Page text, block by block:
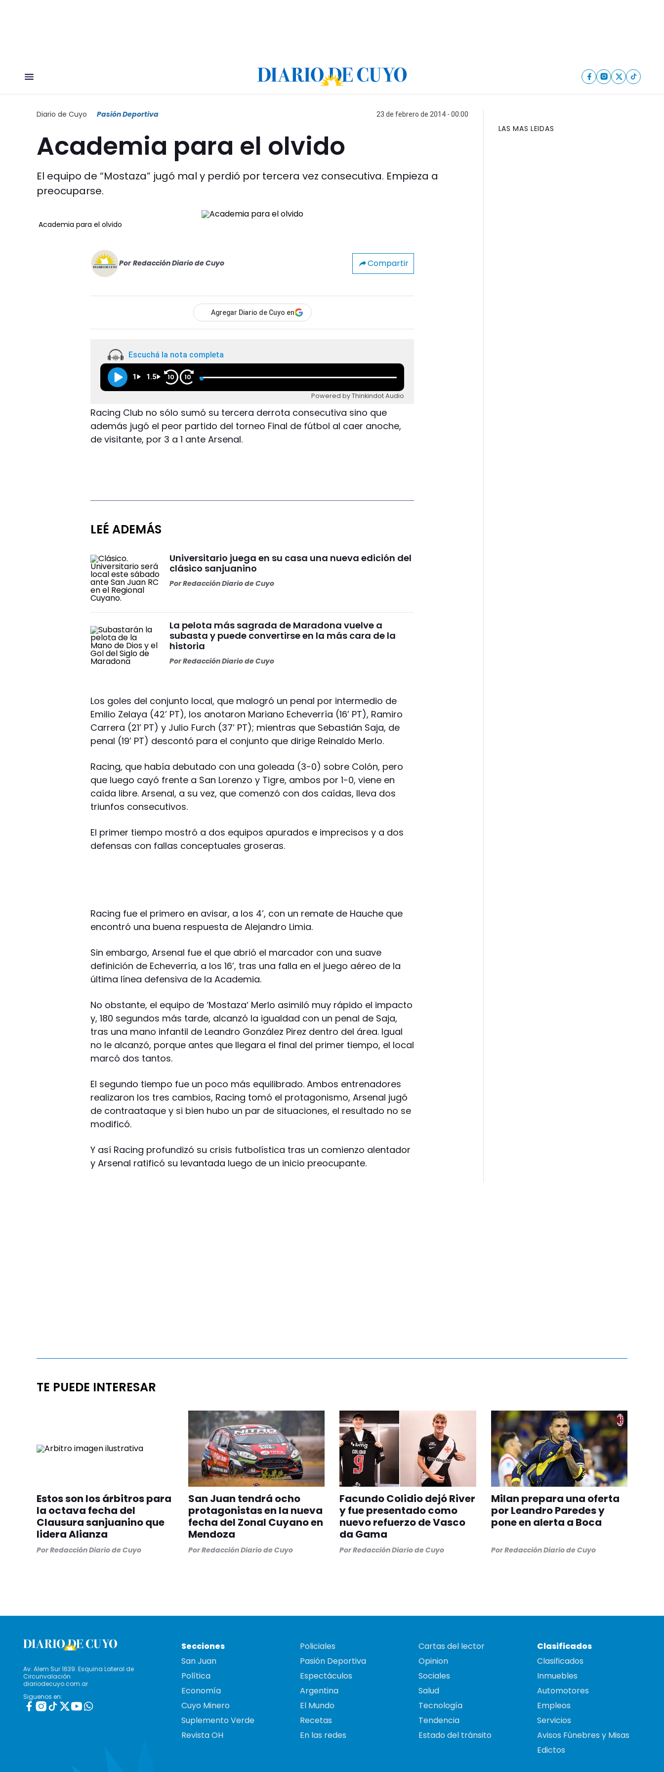
Diario de Cuyo Pasión Deportiva 23 de febrero de 2014 - 00:00
Academia para el olvido
El equipo de “Mostaza” jugó mal y perdió por tercera vez consecutiva. Empieza a
preocuparse.
Academia para el olvido
Por Redacción Diario de Cuyo Compartir
Agregar Diario de Cuyo en
Escuchá la nota completa
1 1.5 10 10
Powered by Thinkindot Audio
Racing Club no sólo sumó su tercera derrota consecutiva sino que
además jugó el peor partido del torneo Final de fútbol al caer anoche,
de visitante, por 3 a 1 ante Arsenal.
LEÉ ADEMÁS
Universitario juega en su casa una nueva edición del
clásico sanjuanino
PorRedacción Diario de Cuyo
La pelota más sagrada de Maradona vuelve a
subasta y puede convertirse en la más cara de la
historia
PorRedacción Diario de Cuyo
Los goles del conjunto local, que malogró un penal por intermedio de
Emilio Zelaya (42’ PT), los anotaron Mariano Echeverría (16’ PT), Ramiro
Carrera (21’ PT) y Julio Furch (37’ PT); mientras que Sebastián Saja, de
penal (19’ PT) descontó para el conjunto que dirige Reinaldo Merlo.
Racing, que había debutado con una goleada (3-0) sobre Colón, pero
que luego cayó frente a San Lorenzo y Tigre, ambos por 1-0, viene en
caída libre. Arsenal, a su vez, que comenzó con dos caídas, lleva dos
triunfos consecutivos.
El primer tiempo mostró a dos equipos apurados e imprecisos y a dos
defensas con fallas conceptuales groseras.
Racing fue el primero en avisar, a los 4’, con un remate de Hauche que
encontró una buena respuesta de Alejandro Limia.
Sin embargo, Arsenal fue el que abrió el marcador con una suave
definición de Echeverría, a los 16’, tras una falla en el juego aéreo de la
última línea defensiva de la Academia.
No obstante, el equipo de ‘Mostaza‘ Merlo asimiló muy rápido el impacto
y, 180 segundos más tarde, alcanzó la igualdad con un penal de Saja,
tras una mano infantil de Leandro González Pirez dentro del área. Igual
no le alcanzó, porque antes que llegara el final del primer tiempo, el local
marcó dos tantos.
El segundo tiempo fue un poco más equilibrado. Ambos entrenadores
realizaron los tres cambios, Racing tomó el protagonismo, Arsenal jugó
de contraataque y si bien hubo un par de situaciones, el resultado no se
modificó.
Y así Racing profundizó su crisis futbolística tras un comienzo alentador
y Arsenal ratificó su levantada luego de un inicio preocupante.
LAS MAS LEIDAS
TE PUEDE INTERESAR
Estos son los árbitros para
la octava fecha del
Clausura sanjuanino que
lidera Alianza
PorRedacción Diario de Cuyo
San Juan tendrá ocho
protagonistas en la nueva
fecha del Zonal Cuyano en
Mendoza
PorRedacción Diario de Cuyo
Facundo Colidio dejó River
y fue presentado como
nuevo refuerzo de Vasco
da Gama
PorRedacción Diario de Cuyo
Milan prepara una oferta
por Leandro Paredes y
pone en alerta a Boca
PorRedacción Diario de Cuyo
Av. Alem Sur 1639. Esquina Lateral de
Circunvalación
diariodecuyo.com.ar
Siguenos en:
Secciones
San Juan
Política
Economía
Cuyo Minero
Suplemento Verde
Revista OH
Policiales
Pasión Deportiva
Espectáculos
Argentina
El Mundo
Recetas
En las redes
Cartas del lector
Opinion
Sociales
Salud
Tecnología
Tendencia
Estado del tránsito
Clasificados
Clasificados
Inmuebles
Automotores
Empleos
Servicios
Avisos Fúnebres y Misas
Edictos